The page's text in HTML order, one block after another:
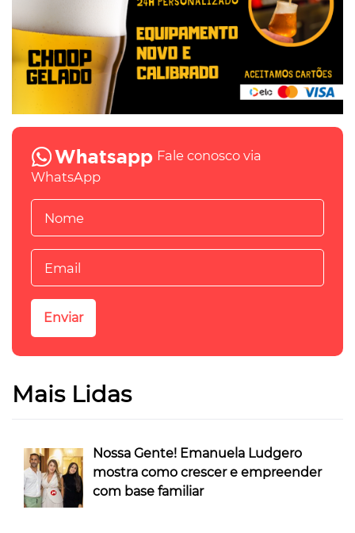
Fale conosco via
WhatsApp
Mais Lidas
Nossa Gente! Emanuela Ludgero
mostra como crescer e empreender
com base familiar